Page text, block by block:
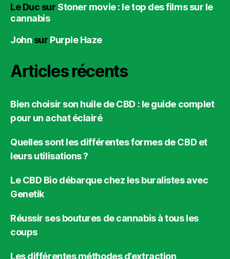
Le Duc sur Stoner movie : le top des films sur le
cannabis
John sur Purple Haze
Articles récents
Bien choisir son huile de CBD : le guide complet
pour un achat éclairé
Quelles sont les différentes formes de CBD et
leurs utilisations ?
Le CBD Bio débarque chez les buralistes avec
Genetik
Réussir ses boutures de cannabis à tous les
coups
Les différentes méthodes d’extraction